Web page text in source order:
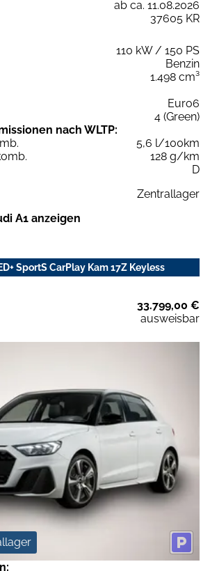
ab ca. 11.08.2026
37605 KR
110 kW / 150 PS
Benzin
1.498 cm³
Euro6
4 (Green)
nach WLTP:
5,6 l/100km
128 g/km
D
Zentrallager
A1 anzeigen
SportS CarPlay Kam 17Z Keyless
33.799,00 €
ausweisbar